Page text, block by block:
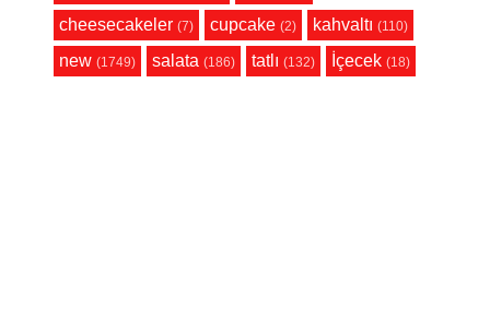
cheesecakeler (7) cupcake (2) kahvaltı (110)
new (1749) salata (186) tatlı (132) İçecek (18)